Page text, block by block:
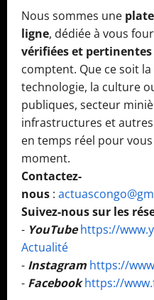
Nous sommes une
ligne, dédiée à vous
vérifiées et pertinentes
comptent. Que ce soit
technologie, la culture
publiques, secteur
infrastructures et
en temps réel pour
moment.
Contactez-
nous :
Suivez-nous sur les
- YouTube https://
Actualité
- Instagram https://
- Facebook https://